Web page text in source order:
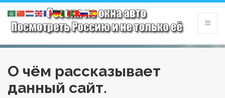
О чём рассказывает
данный сайт.